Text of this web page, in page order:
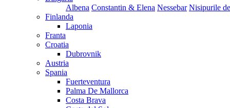
Albena Constantin & Elena Nessebar Nisipurile
Finlanda
Laponia
Franta
Croatia
Dubrovnik
Austria
Spania
Fuerteventura
Palma De Mallorca
Costa Brava